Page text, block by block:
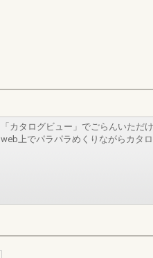
カタログビュー」でごらんいただ
上でパラパラめくりながらカタ